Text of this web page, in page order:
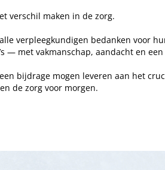
verschil maken in de zorg.
verpleegkundigen bedanken voor
— met vakmanschap, aandacht en
bijdrage mogen leveren aan het
de zorg voor morgen.